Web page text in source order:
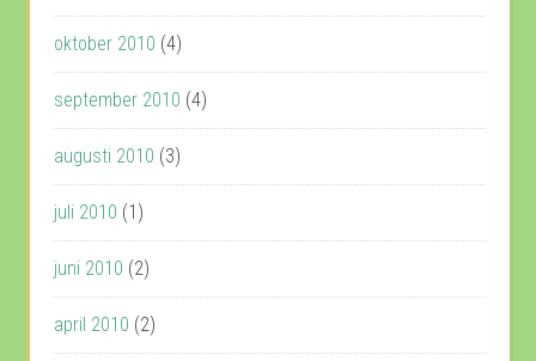
oktober 2010 (4)
september 2010 (4)
augusti 2010 (3)
juli 2010 (1)
juni 2010 (2)
april 2010 (2)